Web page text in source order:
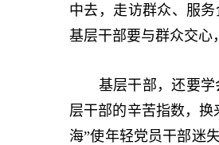
中去，走访群众、服
基层干部要与群众交心
基层干部，还要学
层干部的辛苦指数，
海”使年轻党员干部迷